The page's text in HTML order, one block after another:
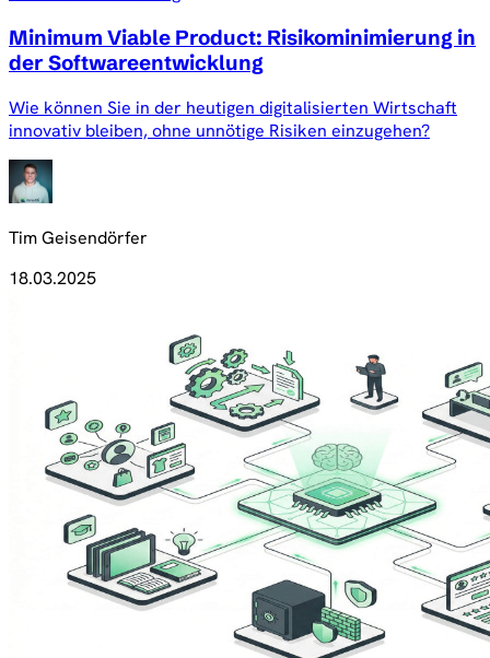
Minimum Viable Product: Risikominimierung in
der Softwareentwicklung
Wie können Sie in der heutigen digitalisierten Wirtschaft
innovativ bleiben, ohne unnötige Risiken einzugehen?
Tim Geisendörfer
18.03.2025